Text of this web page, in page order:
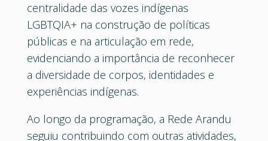
centralidade das vozes indígenas
LGBTQIA+ na construção de políticas
públicas e na articulação em rede,
evidenciando a importância de reconhecer
a diversidade de corpos, identidades e
experiências indígenas.
Ao longo da programação, a Rede Arandu
seguiu contribuindo com outras atividades,